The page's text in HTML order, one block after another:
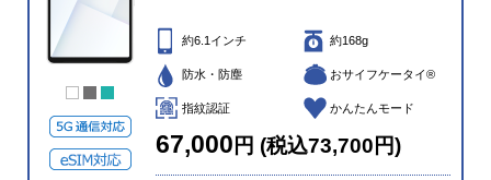
約6.1インチ 約168g
防水・防塵 おサイフケータイ®
指紋認証 かんたんモード
67,000 円 (税込73,700円)